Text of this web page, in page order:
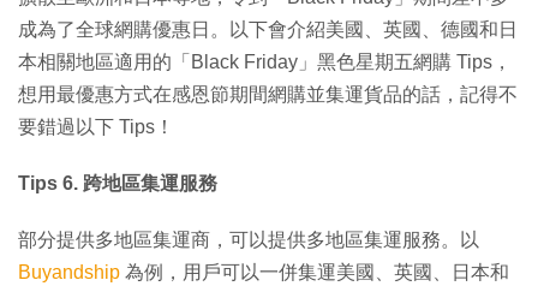
成為了全球網購優惠日。以下會介紹美國、英國、德國和日
本相關地區適用的「Black Friday」黑色星期五網購 Tips，
想用最優惠方式在感恩節期間網購並集運貨品的話，記得不
要錯過以下 Tips！
Tips 6. 跨地區集運服務
部分提供多地區集運商，可以提供多地區集運服務。以
Buyandship 為例，用戶可以一併集運美國、英國、日本和